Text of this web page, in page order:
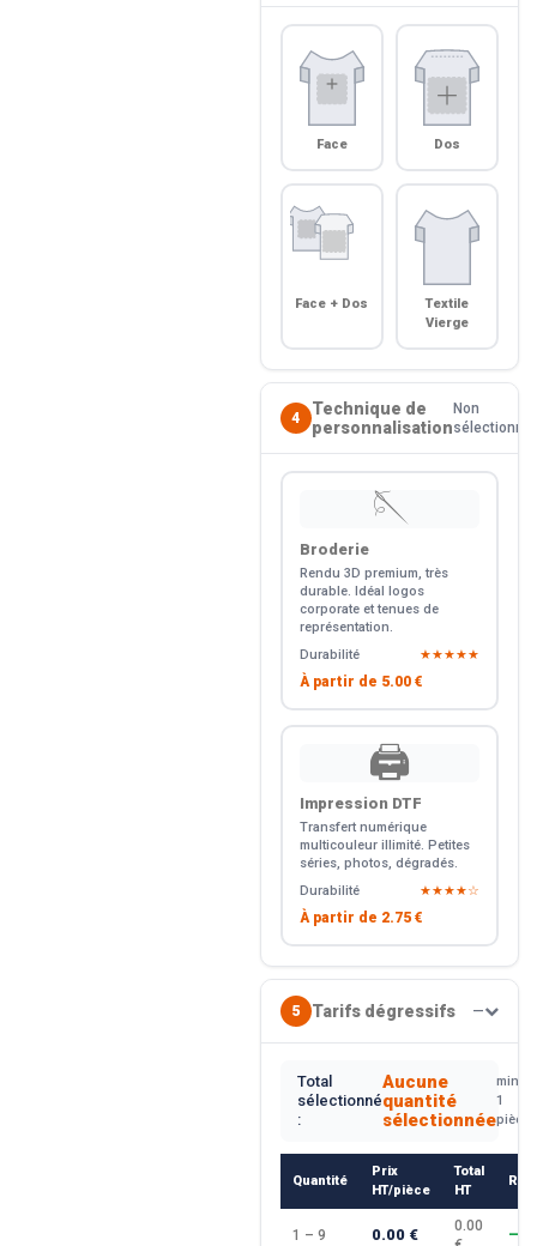
Face Dos
Face + Dos
Textile
Vierge
4
Technique de
personnalisation
Non
sélectionné
🪡
Broderie
Rendu 3D premium, très
durable. Idéal logos
corporate et tenues de
représentation.
Durabilité
★★★★★
À partir de 5.00 €
🖨️
Impression DTF
Transfert numérique
multicouleur illimité. Petites
séries, photos, dégradés.
Durabilité
★★★★☆
À partir de 2.75 €
5 Tarifs dégressifs —
Total
sélectionné
:
Aucune
quantité
sélectionnée
min.
1
pièce
Quantité
Prix
HT/pièce
Total
HT
1 – 9 0.00 €
0.00
—